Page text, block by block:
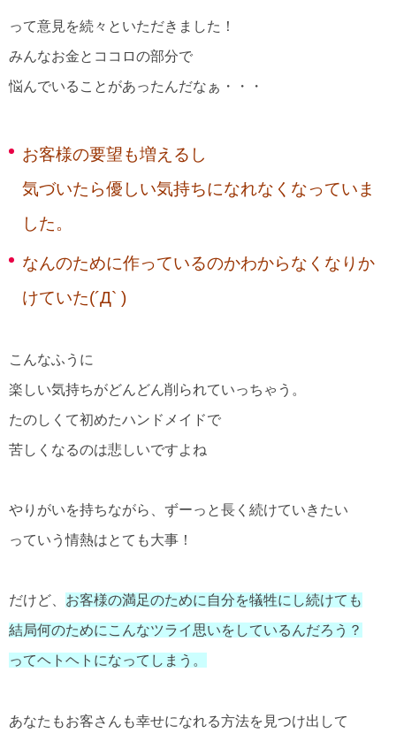
って意見を続々といただきました！
みんなお金とココロの部分で
悩んでいることがあったんだなぁ・・・
お客様の要望も増えるし
気づいたら優しい気持ちになれなくなっていま
した。
なんのために作っているのかわからなくなりか
けていた(´Д` )
こんなふうに
楽しい気持ちがどんどん削られていっちゃう。
たのしくて初めたハンドメイドで
苦しくなるのは悲しいですよね
やりがいを持ちながら、ずーっと長く続けていきたい
っていう情熱はとても大事！
だけど、 お客様の満足のために自分を犠牲にし続けても
結局何のためにこんなツライ思いをしているんだろう？
ってヘトヘトになってしまう。
あなたもお客さんも幸せになれる方法を見つけ出して